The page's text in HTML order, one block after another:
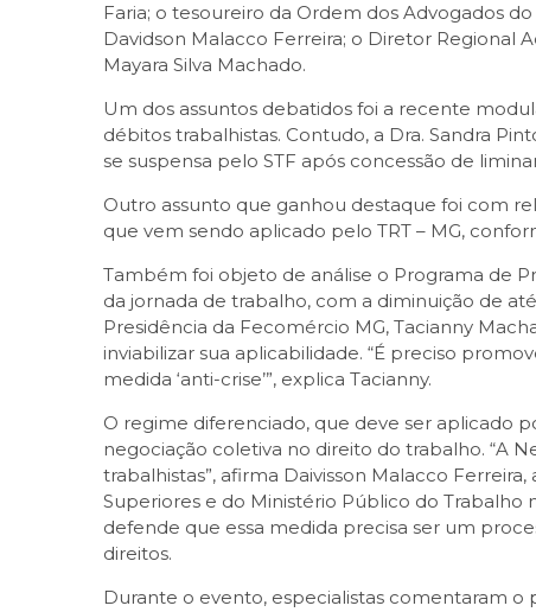
Faria; o tesoureiro da Ordem dos Advogados
Davidson Malacco Ferreira; o Diretor Regional
Mayara Silva Machado.
Um dos assuntos debatidos foi a recente
débitos trabalhistas. Contudo, a Dra. Sandra
se suspensa pelo STF após concessão de
Outro assunto que ganhou destaque foi com
que vem sendo aplicado pelo TRT – MG,
Também foi objeto de análise o Programa de
da jornada de trabalho, com a diminuição de
Presidência da Fecomércio MG, Tacianny
inviabilizar sua aplicabilidade. “É preciso
medida ‘anti-crise’”, explica Tacianny.
O regime diferenciado, que deve ser aplicado
negociação coletiva no direito do trabalho. “A
trabalhistas”, afirma Daivisson Malacco
Superiores e do Ministério Público do Trabalho
defende que essa medida precisa ser um
direitos.
Durante o evento, especialistas comentaram